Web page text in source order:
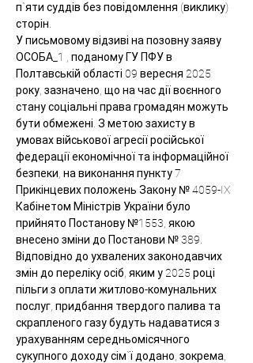
п`яти суддів без повідомлення (виклику)
сторін.
У письмовому відзиві на позовну заяву
ОСОБА_1 , поданому ГУ ПФУ в
Полтавській області 09 вересня 2025
року, зазначено, що на час дії воєнного
стану соціальні права громадян можуть
бути обмежені. З метою захисту в
умовах військової агресії російської
федерації економічної та інформаційної
безпеки, на виконання пункту 7
Прикінцевих положень Закону № 4059-IX
Кабінетом Міністрів України було
прийнято Постанову №1553, якою
внесено зміни до Постанови № 389.
Відповідно до ухвалених законодавчих
змін до переліку осіб, яким у 2025 році
пільги з оплати житлово-комунальних
послуг, придбання твердого палива та
скрапленого газу будуть надаватися з
урахуванням середньомісячного
сукупного доходу сім`ї додано, зокрема,